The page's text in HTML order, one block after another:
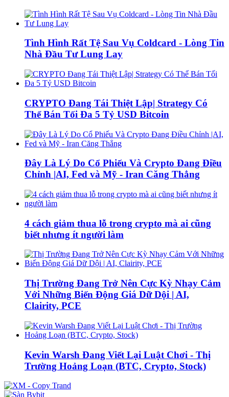
Tình Hình Rất Tệ Sau Vụ Coldcard - Lòng Tin
Nhà Đầu Tư Lung Lay
CRYPTO Đang Tái Thiệt Lập| Strategy Có
Thể Bán Tối Đa 5 Tỷ USD Bitcoin
Đây Là Lý Do Cổ Phiếu Và Crypto Đang Điều
Chỉnh |AI, Fed và Mỹ - Iran Căng Thẳng
4 cách giảm thua lỗ trong crypto mà ai cũng
biết nhưng ít người làm
Thị Trường Đang Trở Nên Cực Kỳ Nhạy Cảm
Với Những Biến Động Giá Dữ Dội | AI,
Clairity, PCE
Kevin Warsh Đang Viết Lại Luật Chơi - Thị
Trường Hoảng Loạn (BTC, Crypto, Stock)